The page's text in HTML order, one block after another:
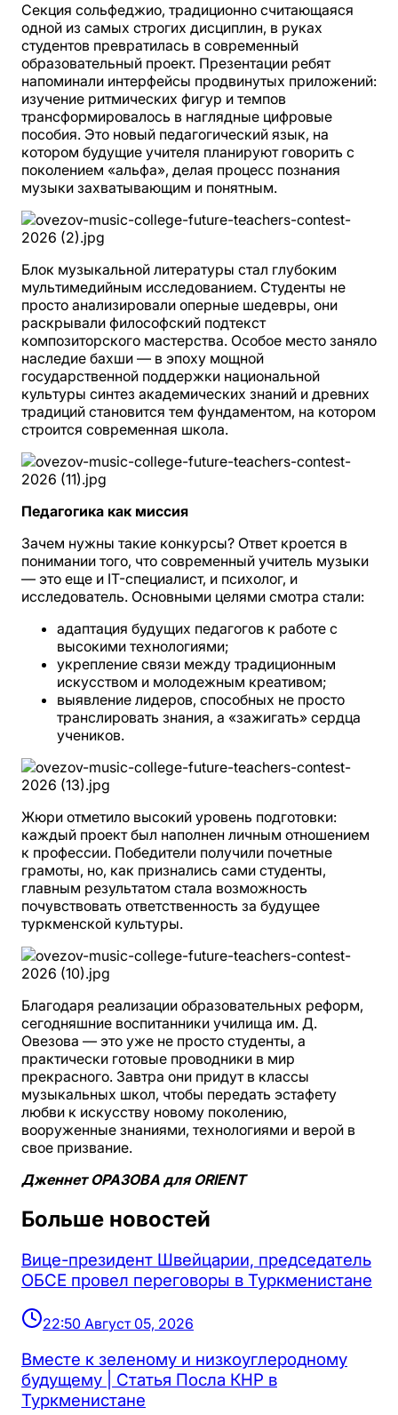
Секция сольфеджио, традиционно считающаяся
одной из самых строгих дисциплин, в руках
студентов превратилась в современный
образовательный проект. Презентации ребят
напоминали интерфейсы продвинутых приложений:
изучение ритмических фигур и темпов
трансформировалось в наглядные цифровые
пособия. Это новый педагогический язык, на
котором будущие учителя планируют говорить с
поколением «альфа», делая процесс познания
музыки захватывающим и понятным.
Блок музыкальной литературы стал глубоким
мультимедийным исследованием. Студенты не
просто анализировали оперные шедевры, они
раскрывали философский подтекст
композиторского мастерства. Особое место заняло
наследие бахши — в эпоху мощной
государственной поддержки национальной
культуры синтез академических знаний и древних
традиций становится тем фундаментом, на котором
строится современная школа.
Педагогика как миссия
Зачем нужны такие конкурсы? Ответ кроется в
понимании того, что современный учитель музыки
— это еще и IT-специалист, и психолог, и
исследователь. Основными целями смотра стали:
адаптация будущих педагогов к работе с
высокими технологиями;
укрепление связи между традиционным
искусством и молодежным креативом;
выявление лидеров, способных не просто
транслировать знания, а «зажигать» сердца
учеников.
Жюри отметило высокий уровень подготовки:
каждый проект был наполнен личным отношением
к профессии. Победители получили почетные
грамоты, но, как признались сами студенты,
главным результатом стала возможность
почувствовать ответственность за будущее
туркменской культуры.
Благодаря реализации образовательных реформ,
сегодняшние воспитанники училища им. Д.
Овезова — это уже не просто студенты, а
практически готовые проводники в мир
прекрасного. Завтра они придут в классы
музыкальных школ, чтобы передать эстафету
любви к искусству новому поколению,
вооруженные знаниями, технологиями и верой в
свое призвание.
Дженнет ОРАЗОВА для ORIENT
Больше новостей
Вице-президент Швейцарии, председатель
ОБСЕ провел переговоры в Туркменистане
22:50 Август 05, 2026
Вместе к зеленому и низкоуглеродному
будущему | Статья Посла КНР в
Туркменистане